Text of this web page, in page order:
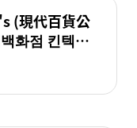
(現代百貨公
화점 킨텍스